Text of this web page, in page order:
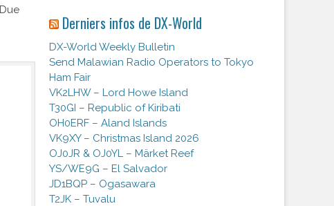
Derniers infos de DX-World
DX-World Weekly Bulletin
Send Malawian Radio Operators to Tokyo
Ham Fair
VK2LHW – Lord Howe Island
T30GI – Republic of Kiribati
OH0ERF – Aland Islands
VK9XY – Christmas Island 2026
OJ0JR & OJ0YL – Märket Reef
YS/WE9G – El Salvador
JD1BQP – Ogasawara
T2JK – Tuvalu